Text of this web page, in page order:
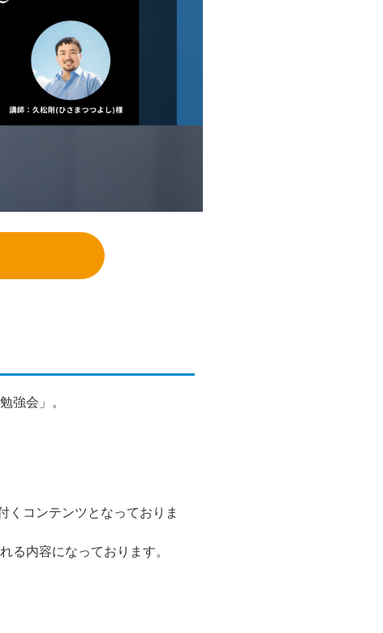
強会」。
くコンテンツとなっておりま
る内容になっております。